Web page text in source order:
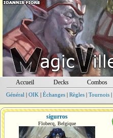
Accueil Decks Combos
Général | OIK | Échanges| Règles| Tournois|
sigurros
Flobecq, Belgique